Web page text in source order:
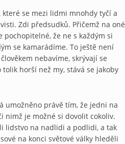
se mezi lidmi mnohdy tyčí a
Zdi předsudků. Přičemž na oné
pochopitelné, že ne s každým si
se kamarádíme. To ještě není
nebavíme, skrývají se
horší než my, stává se jakoby
umožněno právě tím, že jedni na
nimž je možné si dovolit cokoliv.
lidstvo na nadlidi a podlidi, a tak
na konci světové války hleděli